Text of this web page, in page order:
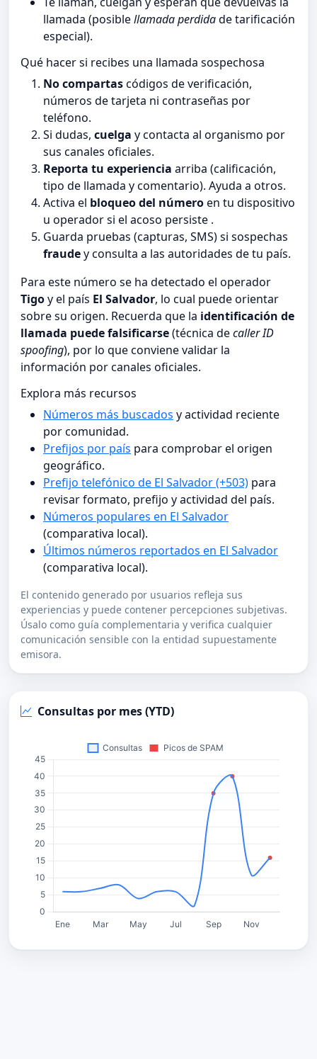
llamada (posiblellamada perdidade tarificación
especial).
Qué hacer si recibes una llamada sospechosa
No compartascódigos de verificación,
números de tarjeta ni contraseñas por
teléfono.
Si dudas, cuelga y contacta al organismo por
sus canales oficiales.
Reporta tu experiencia arriba (calificación,
tipo de llamada y comentario). Ayuda a otros.
Activa el bloqueo del númeroen tu dispositivo
u operador si el acoso persiste .
Guarda pruebas (capturas, SMS) si sospechas
fraudey consulta a las autoridades de tu país.
Para este número se ha detectado el operador
Tigoy el país El Salvador, lo cual puede orientar
sobre su origen. Recuerda que la identificación de
llamada puede falsificarse(técnica decaller ID
spoofing), por lo que conviene validar la
información por canales oficiales.
Explora más recursos
Números más buscados y actividad reciente
por comunidad.
Prefijos por país para comprobar el origen
geográfico.
Prefijo telefónico de El Salvador (+503) para
revisar formato, prefijo y actividad del país.
Números populares en El Salvador
(comparativa local).
Últimos números reportados en El Salvador
(comparativa local).
El contenido generado por usuarios refleja sus
experiencias y puede contener percepciones subjetivas.
Úsalo como guía complementaria y verifica cualquier
comunicación sensible con la entidad supuestamente
emisora.
Consultas por mes (YTD)